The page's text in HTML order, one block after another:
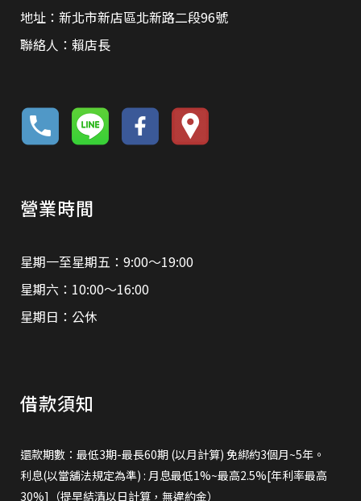
地址：新北市新店區北新路二段96號
聯絡人：賴店長
營業時間
星期一至星期五：9:00～19:00
星期六：10:00～16:00
星期日：公休
借款須知
還款期數：最低3期-最長60期 (以月計算) 免綁約3個月~5年。
利息(以當舖法規定為準) : 月息最低1%~最高2.5%[年利率最高
30%]（提早結清以日計算，無違約金）